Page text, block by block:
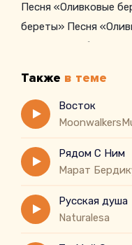
Песня «Оливковые
береты» Песня
«Оливковые
береты» Песня
«Оливковые береты»
Песня «Оливковые
береты» Песня
«Оливковые береты»
береты» Песня
«Оливковые береты»
Песня «Оливковые
Также в теме
Восток
Рядом С Ним
Марат
Русская душа
Naturalesa